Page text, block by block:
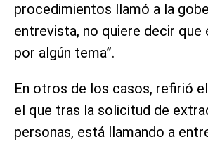
procedimientos llamó a la
entrevista, no quiere decir que
por algún tema”.
En otros de los casos, refirió
el que tras la solicitud de
personas, está llamando a